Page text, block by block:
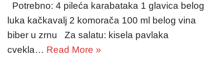
Potrebno: 4 pileća karabataka 1 glavica belog
luka kačkavalj 2 komorača 100 ml belog vina
biber u zrnu Za salatu: kisela pavlaka
cvekla… Read More »